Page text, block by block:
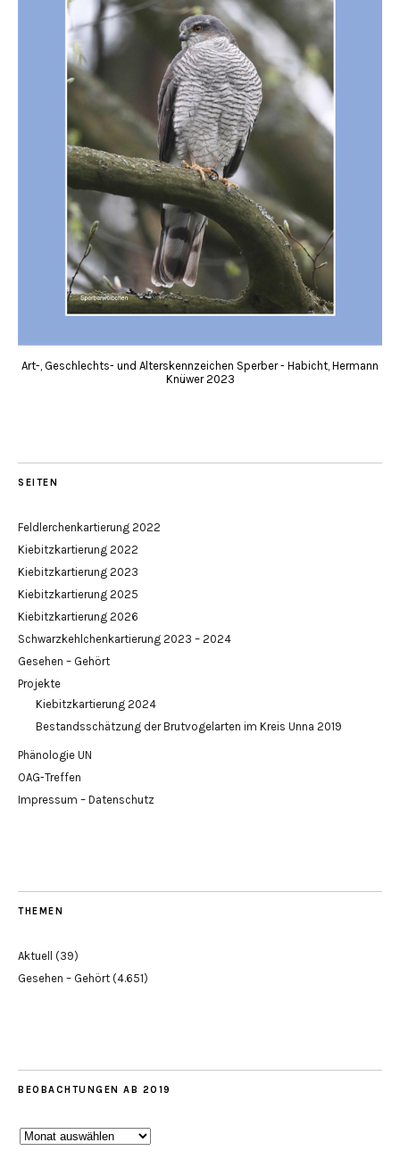
Art-, Geschlechts- und Alterskennzeichen Sperber - Habicht, Hermann
Knüwer 2023
SEITEN
Feldlerchenkartierung 2022
Kiebitzkartierung 2022
Kiebitzkartierung 2023
Kiebitzkartierung 2025
Kiebitzkartierung 2026
Schwarzkehlchenkartierung 2023 – 2024
Gesehen – Gehört
Projekte
Kiebitzkartierung 2024
Bestandsschätzung der Brutvogelarten im Kreis Unna 2019
Phänologie UN
OAG-Treffen
Impressum – Datenschutz
THEMEN
Aktuell
(39)
Gesehen – Gehört (4.651)
BEOBACHTUNGEN AB 2019
Beobachtungen